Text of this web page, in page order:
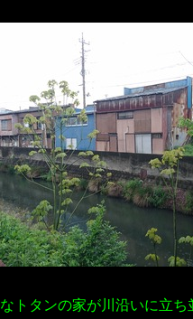
トタンの家が川沿いに立ち